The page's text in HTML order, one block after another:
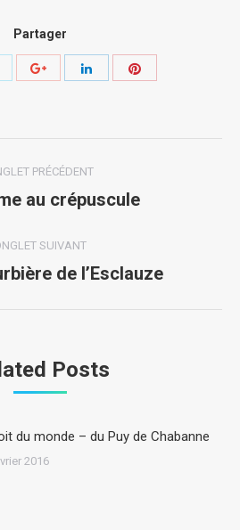
Partager
Share Share
Share
PRÉCÉDENT
Onglet
au crépuscule
SUIVANT
Onglet
de l’Esclauze
Posts
du monde – du Puy de Chabanne
2016